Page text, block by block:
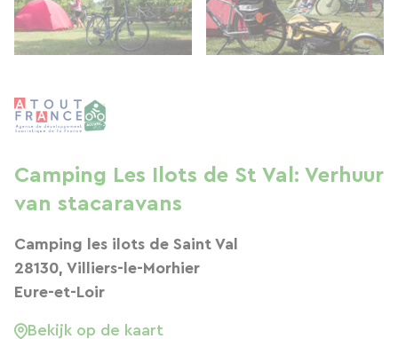
Camping Les Ilots de St Val: Verhuur
van stacaravans
Camping les ilots de Saint Val
28130, Villiers-le-Morhier
Eure-et-Loir
Bekijk op de kaart